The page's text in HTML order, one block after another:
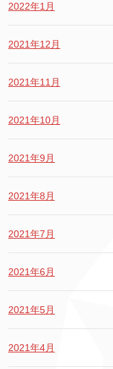
2022年1月
2021年12月
2021年11月
2021年10月
2021年9月
2021年8月
2021年7月
2021年6月
2021年5月
2021年4月